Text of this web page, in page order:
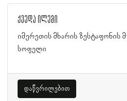
ქვედა ილემი
იმერეთის მხარის ზესტაფონის
სოფელი
დაწვრილებით